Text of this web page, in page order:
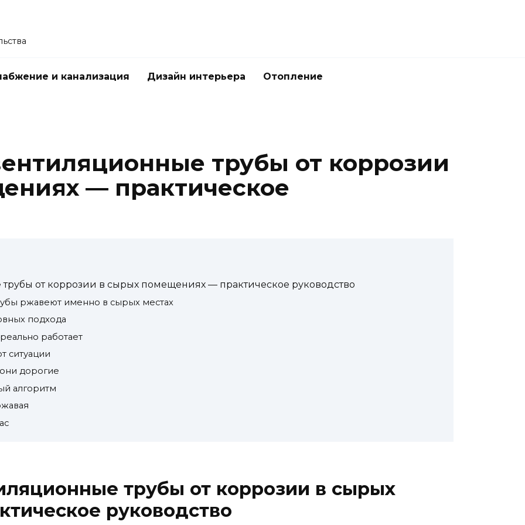
и канализация Дизайн интерьера Отопление
трубы от коррозии
— практическое
от коррозии в сырых помещениях — практическое руководство
ржавеют именно в сырых местах
подхода
работает
ситуации
дорогие
алгоритм
трубы от коррозии в сырых
руководство